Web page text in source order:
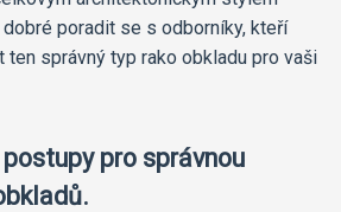
poradit se s odborníky, kteří
ten správný typ rako obkladu pro vaši
pro správnou